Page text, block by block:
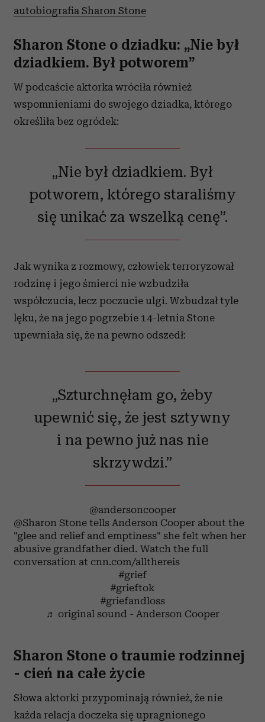
autobiografia Sharon Stone
Sharon Stone o dziadku: „Nie był
dziadkiem. Był potworem”
W podcaście aktorka wróciła również
wspomnieniami do swojego dziadka, którego
określiła bez ogródek:
„Nie był dziadkiem. Był
potworem, którego staraliśmy
się unikać za wszelką cenę”.
Jak wynika z rozmowy, człowiek terroryzował
rodzinę i jego śmierci nie wzbudziła
współczucia, lecz poczucie ulgi. Wzbudzał tyle
lęku, że na jego pogrzebie 14-letnia Stone
upewniała się, że na pewno odszedł:
„Szturchnęłam go, żeby
upewnić się, że jest sztywny
i na pewno już nas nie
skrzywdzi.”
@andersoncooper
@Sharon Stone tells Anderson Cooper about the
"glee and relief and emptiness" she felt when her
abusive grandfather died. Watch the full
conversation at cnn.com/allthereis
#grief
#grieftok
#griefandloss
♬ original sound - Anderson Cooper
Sharon Stone o traumie rodzinnej
- cień na całe życie
Słowa aktorki przypominają również, że nie
każda relacja doczeka się upragnionego